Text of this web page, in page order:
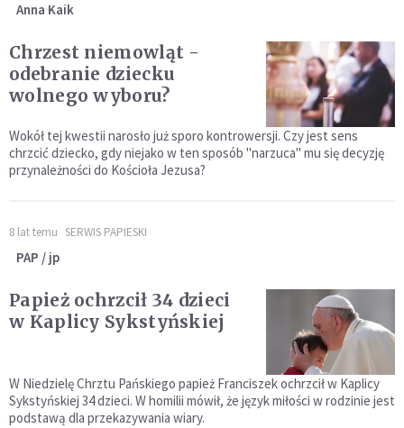
Anna Kaik
Chrzest niemowląt -
odebranie dziecku
wolnego wyboru?
Wokół tej kwestii narosło już sporo kontrowersji. Czy jest sens
chrzcić dziecko, gdy niejako w ten sposób "narzuca" mu się decyzję
przynależności do Kościoła Jezusa?
8 lat temu SERWIS PAPIESKI
PAP / jp
Papież ochrzcił 34 dzieci
w Kaplicy Sykstyńskiej
W Niedzielę Chrztu Pańskiego papież Franciszek ochrzcił w Kaplicy
Sykstyńskiej 34 dzieci. W homilii mówił, że język miłości w rodzinie jest
podstawą dla przekazywania wiary.